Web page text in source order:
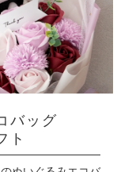
バッグ
ト